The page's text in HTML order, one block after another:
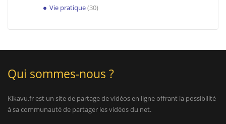
Vie pratique(30)
Qui sommes-nous ?
Kikavu.fr est un site de partage de vidéos en ligne offrant la possibilité
à sa communauté de partager les vidéos du net.